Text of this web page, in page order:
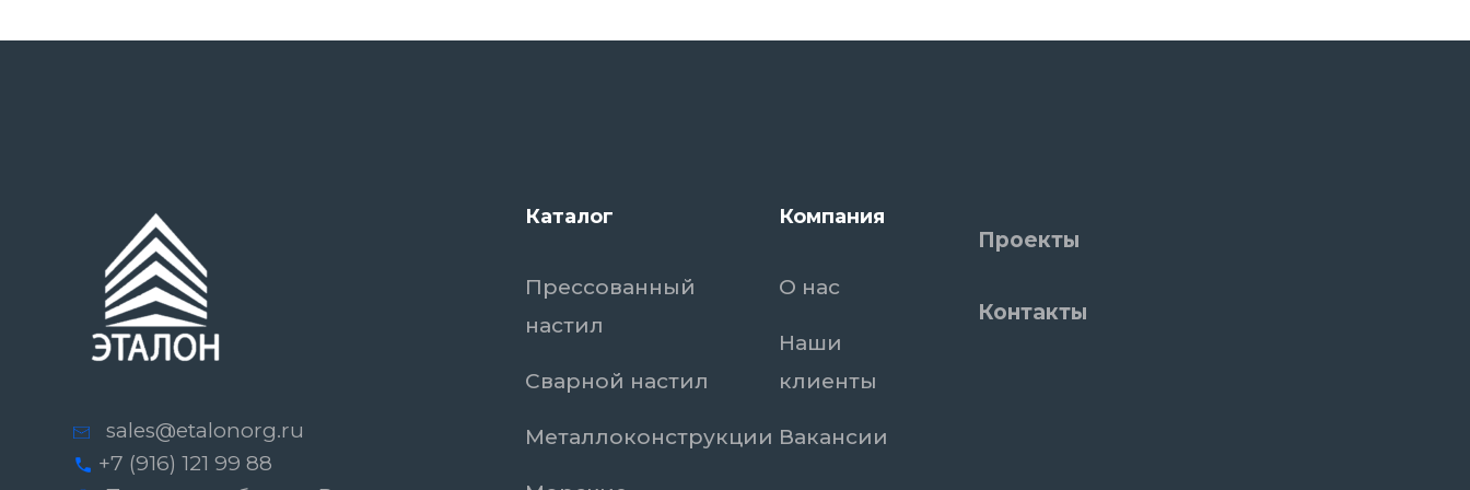
sales@etalonorg.ru
+7 (916) 121 99 88
Каталог
Прессованный
настил
Сварной настил
Металлоконструкции
Компания
О нас
Наши
клиенты
Вакансии
Проекты
Контакты